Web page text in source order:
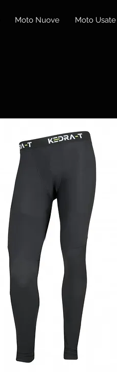
Moto Nuove Moto Usate